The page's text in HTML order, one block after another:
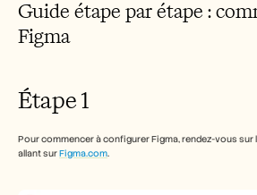
Guide étape par étape :
Figma
Étape 1
Pour commencer à configurer Figma, rendez-vous sur
allant sur Figma.com.
Témoignages clients